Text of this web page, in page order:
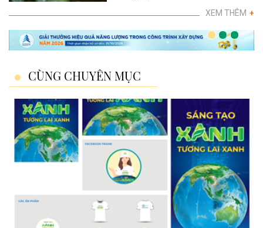
XEM THÊM +
CÙNG CHUYÊN MỤC